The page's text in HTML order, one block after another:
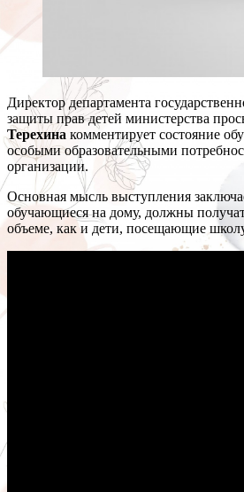
Директор департамента
защиты прав детей министерства
Терехина комментирует состояние
особыми образовательными
организации.
Основная мысль выступления
обучающиеся на дому, должны
объеме, как и дети, посещающие